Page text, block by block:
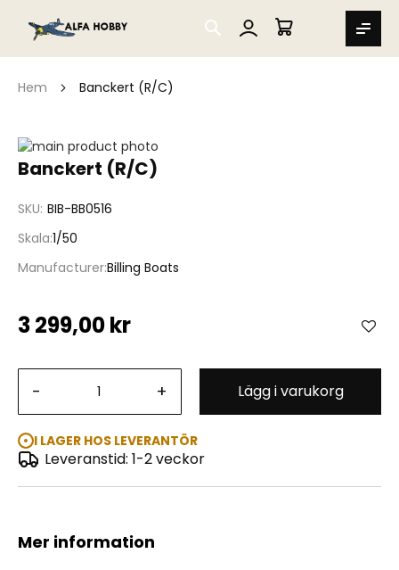
SEARCH
MIN VARUKORG
Hem Banckert (R/C)
Banckert (R/C)
SKU BIB-BB0516
Skala 1/50
ManufacturerBilling Boats
3 299,00 kr
- + Lägg i varukorg
I LAGER HOS LEVERANTÖR
Leveranstid: 1-2 veckor
Hoppa
till
bildgalleriet
Banckert (R/C)
Hoppa
av
bildgalleriet
Mer information